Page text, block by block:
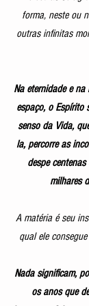
forma, neste ou
outras infinitas
Na eternidade e
espaço, o Espírito
senso da Vida,
la, percorre as
despe
milhares
A matéria é seu
qual ele
Nada significam,
os anos que